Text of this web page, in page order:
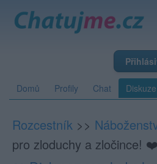
Domů Profily Chat Diskuze
Rozcestník >>
pro zloduchy a zločince! ❤️